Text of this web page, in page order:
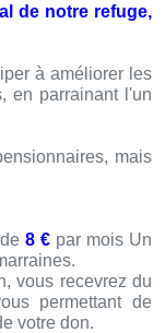
de notre refuge,
à améliorer les
en parrainant l'un
mais
de8 € par mois Un
vous recevrez du
permettant de
votre don.